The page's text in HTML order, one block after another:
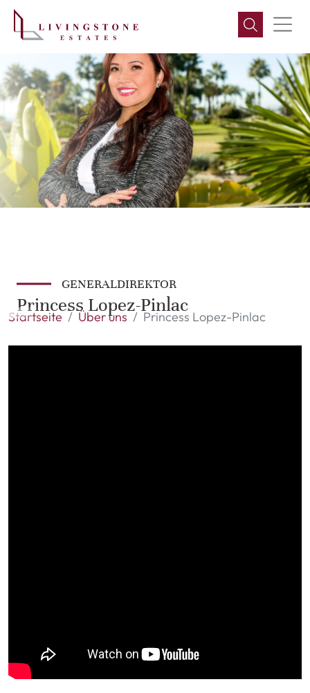
GENERALDIREKTOR
Princess Lopez-Pinlac
Startseite Über uns Princess Lopez-Pinlac